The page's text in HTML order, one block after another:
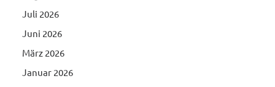
Juli 2026
Juni 2026
März 2026
Januar 2026